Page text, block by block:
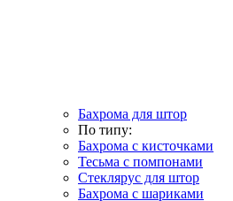
Бахрома для штор
По типу:
Бахрома с кисточками
Тесьма с помпонами
Стеклярус для штор
Бахрома с шариками